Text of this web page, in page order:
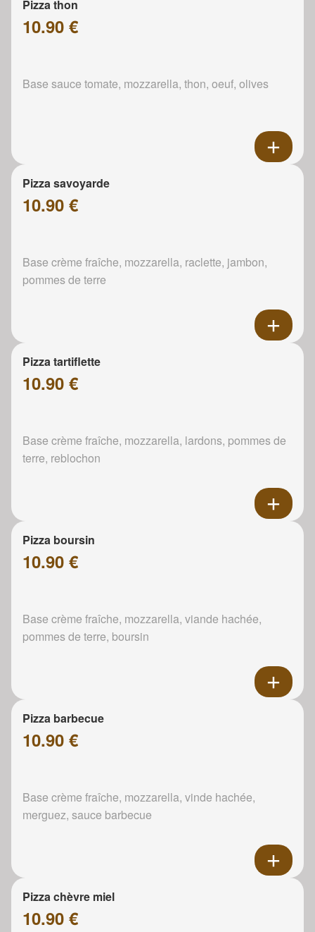
Pizza thon
10.90 €
Base sauce tomate, mozzarella, thon, oeuf, olives
Pizza savoyarde
10.90 €
Base crème fraîche, mozzarella, raclette, jambon,
pommes de terre
Pizza tartiflette
10.90 €
Base crème fraîche, mozzarella, lardons, pommes de
terre, reblochon
Pizza boursin
10.90 €
Base crème fraîche, mozzarella, viande hachée,
pommes de terre, boursin
Pizza barbecue
10.90 €
Base crème fraîche, mozzarella, vinde hachée,
merguez, sauce barbecue
Pizza chèvre miel
10.90 €